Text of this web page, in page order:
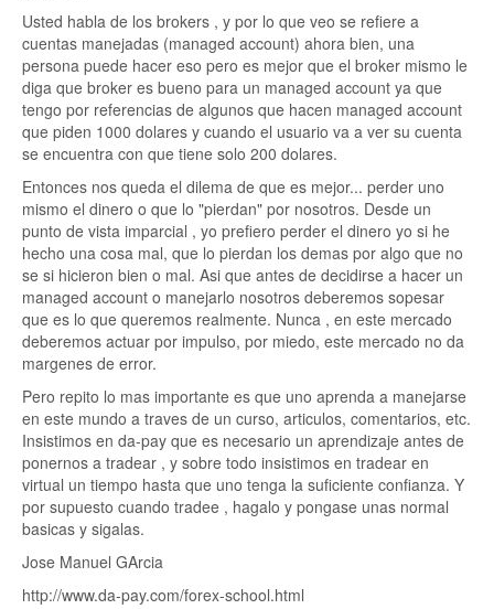
Usted habla de los brokers , y por lo que veo se refiere a
cuentas manejadas (managed account) ahora bien, una
persona puede hacer eso pero es mejor que el broker mismo le
diga que broker es bueno para un managed account ya que
tengo por referencias de algunos que hacen managed account
que piden 1000 dolares y cuando el usuario va a ver su cuenta
se encuentra con que tiene solo 200 dolares.
Entonces nos queda el dilema de que es mejor... perder uno
mismo el dinero o que lo "pierdan" por nosotros. Desde un
punto de vista imparcial , yo prefiero perder el dinero yo si he
hecho una cosa mal, que lo pierdan los demas por algo que no
se si hicieron bien o mal. Asi que antes de decidirse a hacer un
managed account o manejarlo nosotros deberemos sopesar
que es lo que queremos realmente. Nunca , en este mercado
deberemos actuar por impulso, por miedo, este mercado no da
margenes de error.
Pero repito lo mas importante es que uno aprenda a manejarse
en este mundo a traves de un curso, articulos, comentarios, etc.
Insistimos en da-pay que es necesario un aprendizaje antes de
ponernos a tradear , y sobre todo insistimos en tradear en
virtual un tiempo hasta que uno tenga la suficiente confianza. Y
por supuesto cuando tradee , hagalo y pongase unas normal
basicas y sigalas.
Jose Manuel GArcia
http://www.da-pay.com/forex-school.html